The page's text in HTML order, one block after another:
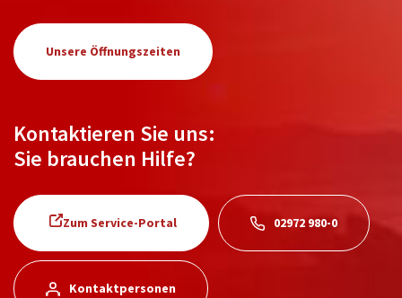
Unsere Öffnungszeiten
Kontaktieren Sie uns:
Sie brauchen Hilfe?
Zum Service-Portal 02972 980-0
Kontaktpersonen